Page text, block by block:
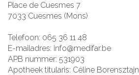
Place de Cuesmes 7
7033 Cuesmes (Mons)
Telefoon: 065 36 11 48
E-mailadres: info@medifar.be
APB nummer: 531903
Apotheek titularis: Céline Borensztajn